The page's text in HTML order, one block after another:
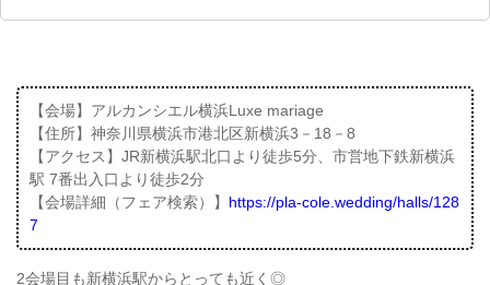
【会場】アルカンシエル横浜Luxe mariage
【住所】神奈川県横浜市港北区新横浜3－18－8
【アクセス】JR新横浜駅北口より徒歩5分、市営地下鉄新横浜
駅 7番出入口より徒歩2分
【会場詳細（フェア検索）】 https://pla-cole.wedding/halls/128
7
2会場目も新横浜駅からとっても近く◎